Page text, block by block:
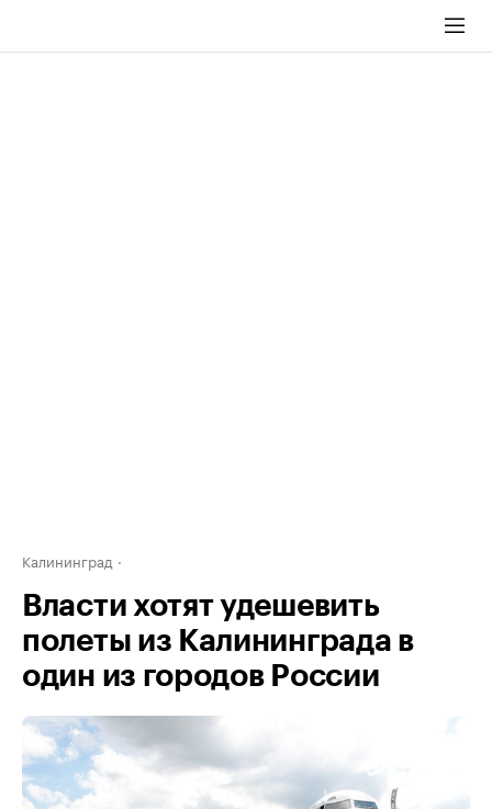
Калининград
Власти хотят удешевить
полеты из Калининграда в
один из городов России